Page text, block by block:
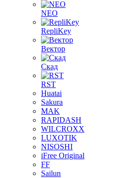
NEO
RepliKey
Вектор
Скад
RST
Huatai
Sakura
MAK
RAPIDASH
WILCROXX
LUXOTIK
NISOSHI
iFree Original
FF
Sailun